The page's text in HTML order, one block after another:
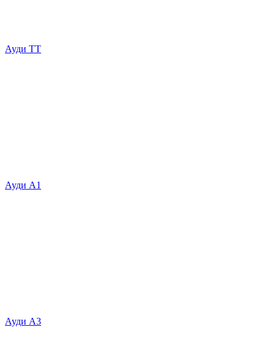
Ауди ТТ
Ауди А1
Ауди А3